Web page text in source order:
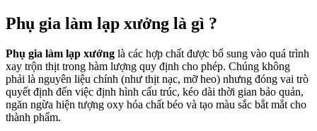
Phụ gia làm lạp xưởng là gì ?
Phụ gia làm lạp xưởng là các hợp chất được bổ sung vào quá trình
xay trộn thịt trong hàm lượng quy định cho phép. Chúng không
phải là nguyên liệu chính (như thịt nạc, mỡ heo) nhưng đóng vai trò
quyết định đến việc định hình cấu trúc, kéo dài thời gian bảo quản,
ngăn ngừa hiện tượng oxy hóa chất béo và tạo màu sắc bắt mắt cho
thành phẩm.